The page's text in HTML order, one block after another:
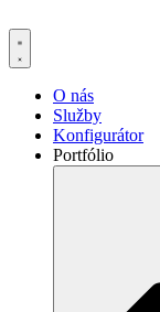
na
obsah
O nás
Služby
Konfigurátor
Portfólio